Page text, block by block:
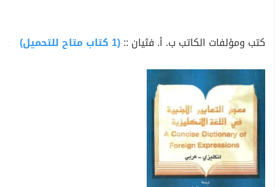
كتب ومؤلفات الكاتب ب. أ. فثيان ::(1 كتاب متاح للتحميل)